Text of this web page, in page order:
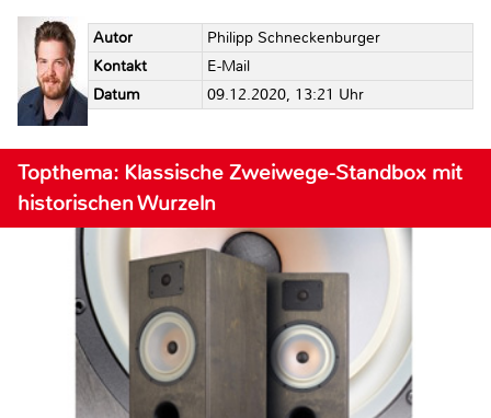
Autor
Philipp Schneckenburger
Kontakt
E-Mail
Datum
09.12.2020, 13:21 Uhr
Topthema: Klassische Zweiwege-Standbox mit
historischen Wurzeln